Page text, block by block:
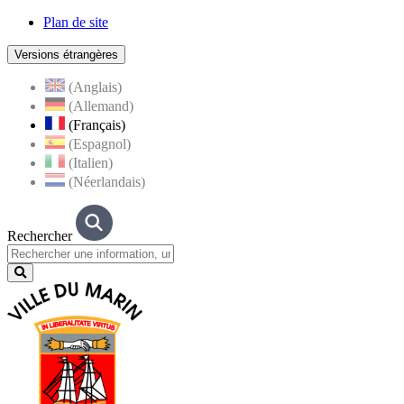
Plan de site
Versions étrangères
(Anglais)
(Allemand)
(Français)
(Espagnol)
(Italien)
(Néerlandais)
Rechercher
Lancer
la
recherche